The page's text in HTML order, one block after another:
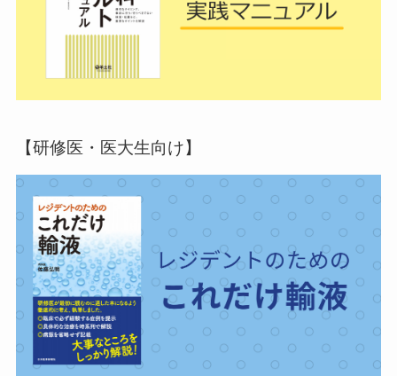
【研修医・医大生向け】